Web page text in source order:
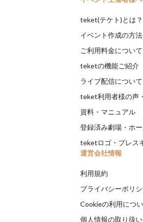
teket(テケト)とは？
イベント作成の方法
ご利用料金について
teketの機能ご紹介
ライブ配信について
teket利用者様の声
資料・マニュアル
登録済み劇場・ホ
teketロゴ・プレス
運営会社情報
利用規約
プライバシーポリ
Cookieの利用につ
個人情報の取り扱